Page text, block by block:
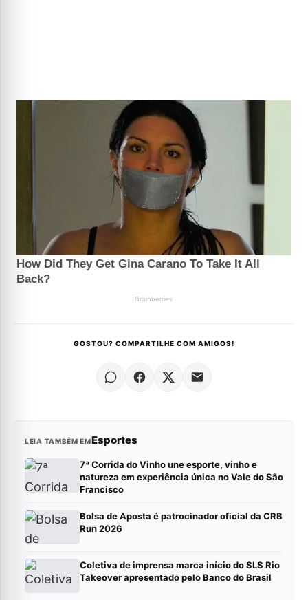
GOSTOU? COMPARTILHE COM AMIGOS!
LEIA TAMBÉM EMEsportes
7ª Corrida do Vinho une esporte, vinho e
natureza em experiência única no Vale do São
Francisco
Bolsa de Aposta é patrocinador oficial da CRB
Run 2026
Coletiva de imprensa marca início do SLS Rio
Takeover apresentado pelo Banco do Brasil